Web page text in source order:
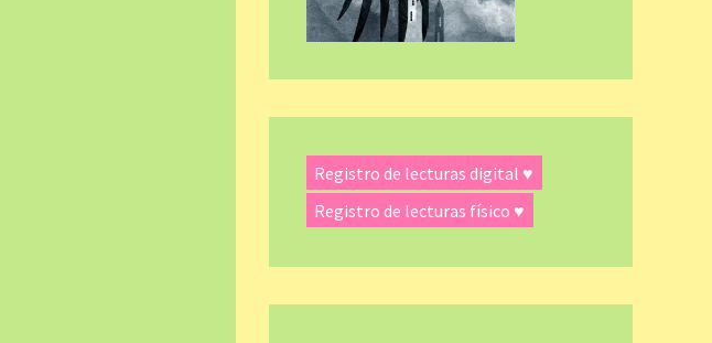
Registro de lecturas digital ♥
Registro de lecturas físico ♥